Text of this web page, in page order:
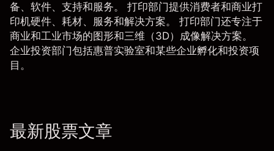
备、软件、支持和服务。 打印部门提供消费者和商业打
印机硬件、耗材、服务和解决方案。 打印部门还专注于
商业和工业市场的图形和三维（3D）成像解决方案。
企业投资部门包括惠普实验室和某些企业孵化和投资项
目。
最新股票文章